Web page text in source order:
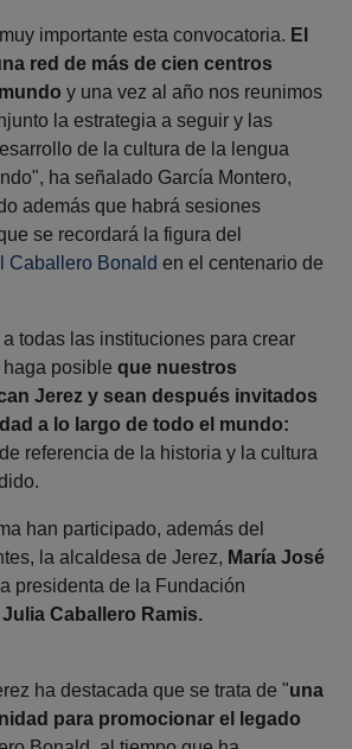
importante esta convocatoria. El
red de más de cien centros
y una vez al año nos reunimos
la estrategia a seguir y las
de la cultura de la lengua
ha señalado García Montero,
además que habrá sesiones
se recordará la figura del
Caballero Bonald en el centenario de
todas las instituciones para crear
posible que nuestros
Jerez y sean después invitados
a lo largo de todo el mundo:
referencia de la historia y la cultura
han participado, además del
la alcaldesa de Jerez, María José
presidenta de la Fundación
Julia Caballero Ramis.
ha destacada que se trata de "una
para promocionar el legado